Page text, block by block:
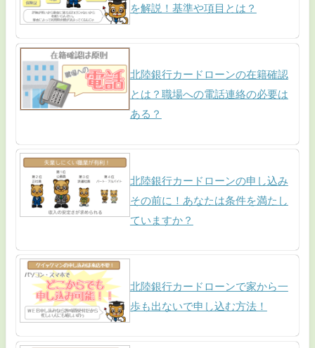
を解説！基準や項目とは？
北陸銀行カードローンの在籍確認
とは？職場への電話連絡の必要は
ある？
北陸銀行カードローンの申し込み
その前に！あなたは条件を満たし
ていますか？
北陸銀行カードローンで家から一
歩も出ないで申し込む方法！